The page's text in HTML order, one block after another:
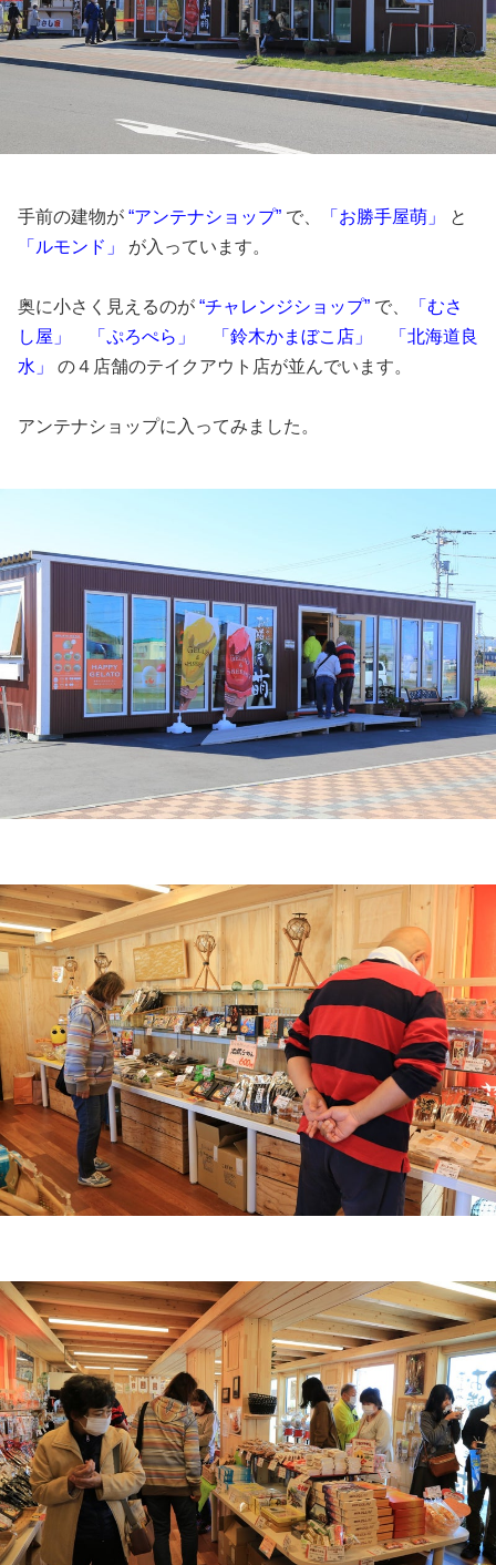
手前の建物が “アンテナショップ” で、 「お勝手屋萌」
と
「ルモンド」
が入っています。
奥に小さく見えるのが “チャレンジショップ” で、
「むさ
し屋」 「ぷろぺら」 「鈴木かまぼこ店」 「北海道良
水」 の４店舗のテイクアウト店が並んでいます。
アンテナショップに入ってみました。